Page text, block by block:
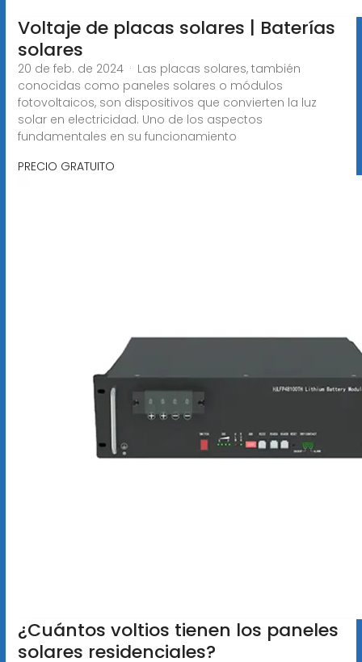
Voltaje de placas solares | Baterías
solares
20 de feb. de 2024 · Las placas solares, también
conocidas como paneles solares o módulos
fotovoltaicos, son dispositivos que convierten la luz
solar en electricidad. Uno de los aspectos
fundamentales en su funcionamiento
PRECIO GRATUITO
¿Cuántos voltios tienen los paneles
solares residenciales?